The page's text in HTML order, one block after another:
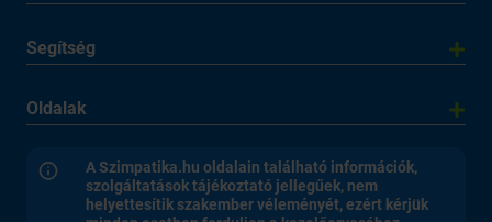
Segítség
Oldalak
A Szimpatika.hu oldalain található információk,
szolgáltatások tájékoztató jellegűek, nem
helyettesítik szakember véleményét, ezért kérjük